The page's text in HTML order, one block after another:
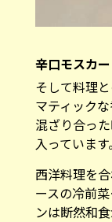
辛口モスカ
そして料理
マティック
混ざり合っ
入っています。
西洋料理を
ースの冷前
ンは断然和